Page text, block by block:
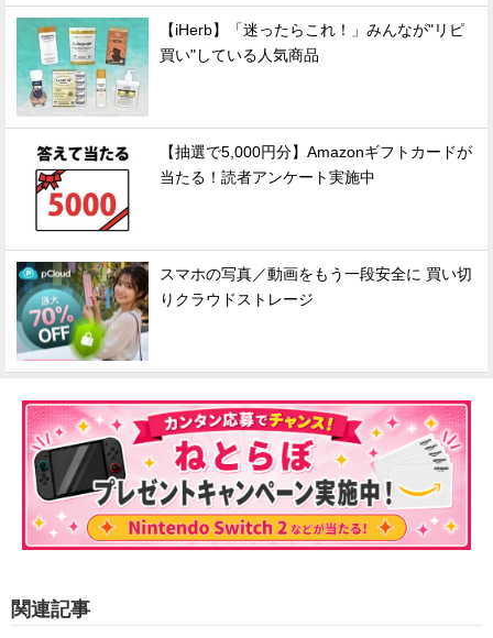
【iHerb】「迷ったらこれ！」みんなが"リピ
買い"している人気商品
【抽選で5,000円分】Amazonギフトカードが
当たる！読者アンケート実施中
スマホの写真／動画をもう一段安全に 買い切
りクラウドストレージ
関連記事